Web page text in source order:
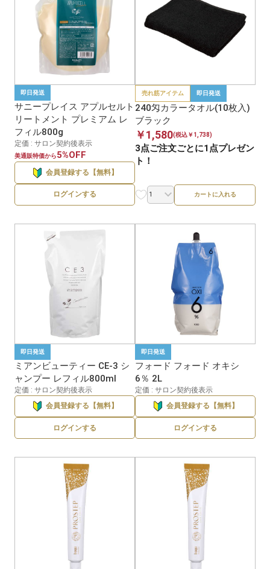
即日発送
サニープレイス アプルセルト
リートメント プレミアム レ
フィル800g
定価 : サロン契約後表示
美通販特価から5%OFF
会員登録する【無料】
ログインする
売れ筋アイテム 即日発送
240匁カラータオル(10枚入)
ブラック
￥1,580(税込￥1,738)
3点ご注文ごとに1点プレゼン
ト！
カートに入れる
即日発送
ミアンビューティー CE-3 シ
ャンプー レフィル800ml
定価 : サロン契約後表示
会員登録する【無料】
ログインする
即日発送
フォード フォード オキシ
6％ 2L
定価 : サロン契約後表示
会員登録する【無料】
ログインする